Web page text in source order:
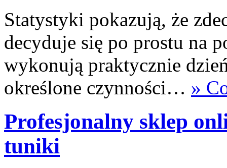
Statystyki pokazują, że
decyduje się po prostu na
wykonują praktycznie
określone czynności… »
Profesjonalny sklep
tuniki